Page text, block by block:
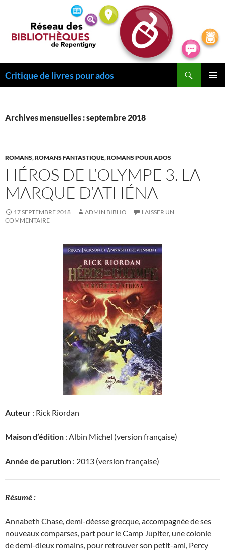
Critique de livres pour ados
Archives mensuelles : septembre 2018
ROMANS,ROMANS FANTASTIQUE,ROMANS POUR ADOS
HÉROS DE L’OLYMPE 3. LA
MARQUE D’ATHÉNA
17 SEPTEMBRE 2018 ADMIN BIBLIO
LAISSER UN
COMMENTAIRE
Auteur : Rick Riordan
Maison d’édition : Albin Michel (version française)
Année de parution : 2013 (version française)
Résumé :
Annabeth Chase, demi-déesse grecque, accompagnée de ses
nouveaux comparses, part pour le Camp Jupiter, une colonie
de demi-dieux romains, pour retrouver son petit-ami, Percy